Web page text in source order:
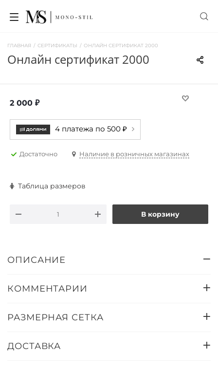
ГЛАВНАЯ / СЕРТИФИКАТЫ / ОНЛАЙН СЕРТИФИКАТ 2000
онлайн сертификат 2000
2 000 ₽
4 платежа по 500 ₽
Достаточно Наличие в розничных магазинах
Таблица размеров
В корзину
ОПИСАНИЕ
КОММЕНТАРИИ
РАЗМЕРНАЯ СЕТКА
ДОСТАВКА